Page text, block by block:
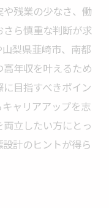
残業の少なさ、働
ら慎重な判断が求
梨県韮崎市、南都
年収を叶えるため
目指すべきポイン
ャリアアップを志
立したい方にとっ
計のヒントが得ら